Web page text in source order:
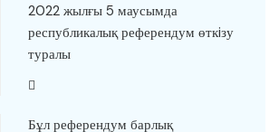
2022 жылғы 5 маусымда
республикалық референдум өткiзу
туралы
Бұл референдум барлық